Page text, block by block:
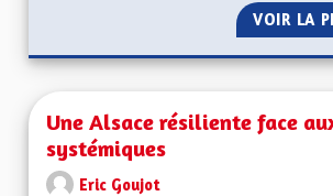
VOIR LA
Une Alsace résiliente face
systémiques
Eric Goujot